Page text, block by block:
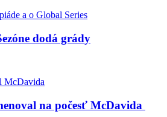
dodá grády
na počesť McDavida